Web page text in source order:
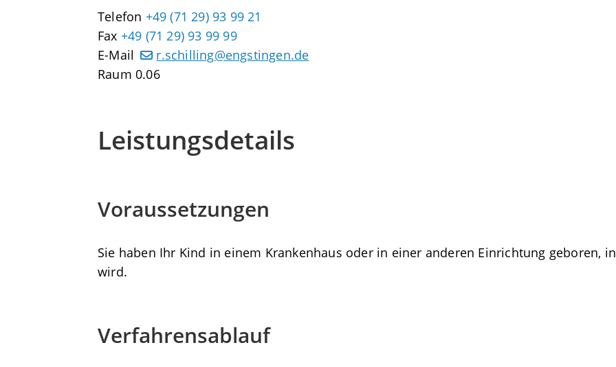
Telefon +49 (71 29) 93 99 21
Fax +49 (71 29) 93 99 99
E-Mail
r.schilling@engstingen.de
Raum 0.06
Leistungsdetails
Voraussetzungen
Sie haben Ihr Kind in einem Krankenhaus oder in einer anderen Einrichtung geboren,
wird.
Verfahrensablauf